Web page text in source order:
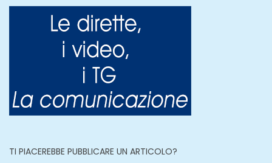
TI PIACEREBBE PUBBLICARE UN ARTICOLO?